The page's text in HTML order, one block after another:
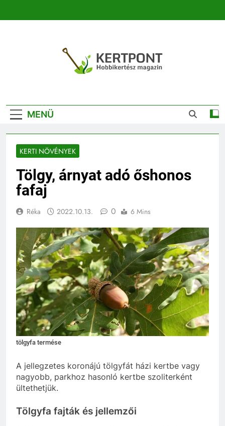
Kertészeti
Magazin |
Növénykereső És
Növényhatározó
MENÜ
KERTI NÖVÉNYEK
Tölgy, árnyat adó őshonos
fafaj
Réka 2022.10.13. 0 6 Mins
tölgyfa termése
A jellegzetes koronájú tölgyfát házi kertbe vagy
nagyobb, parkhoz hasonló kertbe szoliterként
ültethetjük.
Tölgyfa fajták és jellemzői